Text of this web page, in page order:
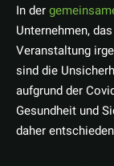
In der
Unternehmen,
Veranstaltung
sind die
aufgrund der
Gesundheit und
daher